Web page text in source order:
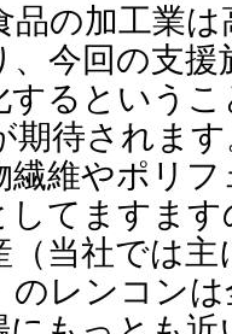
の加工業は
今回の支
するという
期待されま
維やポリフ
てますま
当社では
のレンコン